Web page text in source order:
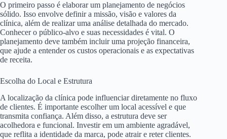
O primeiro passo é elaborar um planejamento de negócios
sólido. Isso envolve definir a missão, visão e valores da
clínica, além de realizar uma análise detalhada do mercado.
Conhecer o público-alvo e suas necessidades é vital. O
planejamento deve também incluir uma projeção financeira,
que ajude a entender os custos operacionais e as expectativas
de receita.
Escolha do Local e Estrutura
A localização da clínica pode influenciar diretamente no fluxo
de clientes. É importante escolher um local acessível e que
transmita confiança. Além disso, a estrutura deve ser
acolhedora e funcional. Investir em um ambiente agradável,
que reflita a identidade da marca, pode atrair e reter clientes.